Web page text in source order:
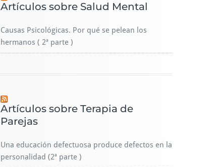
Artículos sobre Salud Mental
Causas Psicológicas. Por qué se pelean los
hermanos ( 2ª parte )
Artículos sobre Terapia de
Parejas
Una educación defectuosa produce defectos en la
personalidad (2ª parte )